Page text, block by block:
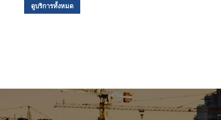
ดูบริการทั้งหมด